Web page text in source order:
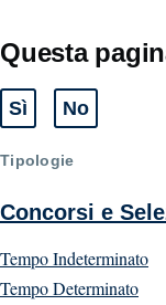
Questa
Sì
Tipologie
Concorsi e
Tempo Indeterminato
Tempo Determinato